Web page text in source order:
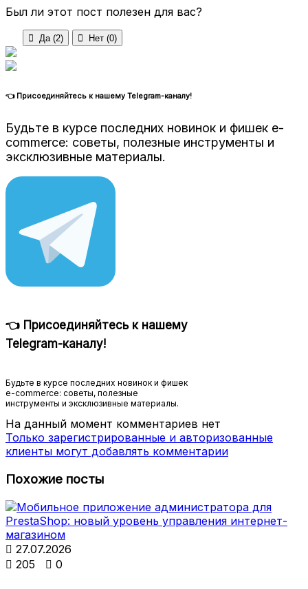
Был ли этот пост полезен для вас?
 Да (2)  Нет (0)
👈 Присоединяйтесь к нашему Telegram-каналу!
Будьте в курсе последних новинок и фишек e-
commerce: советы, полезные инструменты и
эксклюзивные материалы.
👈 Присоединяйтесь к нашему
Telegram-каналу!
Будьте в курсе последних новинок и фишек
e-commerce: советы, полезные
инструменты и эксклюзивные материалы.
На данный момент комментариев нет
Только зарегистрированные и авторизованные
клиенты могут добавлять комментарии
Похожие посты
 27.07.2026
 205  0